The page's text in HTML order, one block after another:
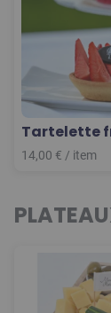
Tartelette
14,00 € / item